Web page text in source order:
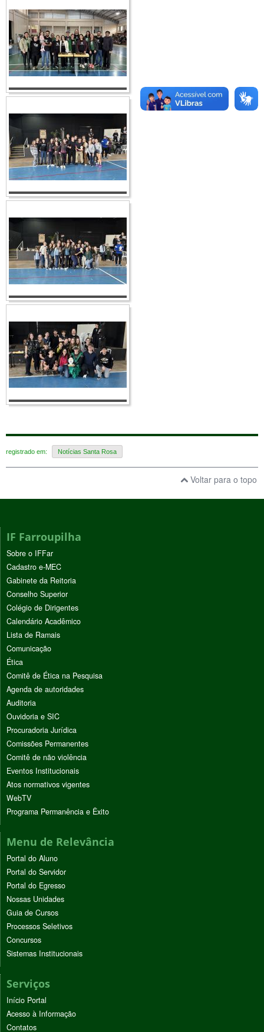
registrado em: Notícias Santa Rosa
Voltar para o topo
IF Farroupilha
Sobre o IFFar
Cadastro e-MEC
Gabinete da Reitoria
Conselho Superior
Colégio de Dirigentes
Calendário Acadêmico
Lista de Ramais
Comunicação
Ética
Comitê de Ética na Pesquisa
Agenda de autoridades
Auditoria
Ouvidoria e SIC
Procuradoria Jurídica
Comissões Permanentes
Comitê de não violência
Eventos Institucionais
Atos normativos vigentes
WebTV
Programa Permanência e Êxito
Menu de Relevância
Portal do Aluno
Portal do Servidor
Portal do Egresso
Nossas Unidades
Guia de Cursos
Processos Seletivos
Concursos
Sistemas Institucionais
Serviços
Início Portal
Acesso à Informação
Contatos